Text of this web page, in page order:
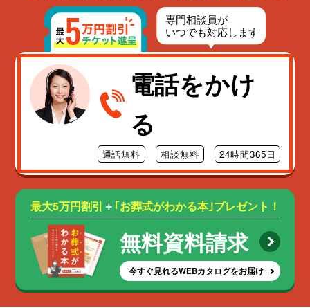
電話をかけ
る
通話無料 相談無料 24時間365日
最大5万円割引 ＋ ｢お葬式がわかる本｣プレゼント！
無料資料請求
今すぐ見れるWEBカタログをお届け